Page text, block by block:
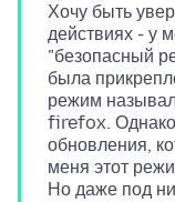
Хочу быть
действиях - у
"безопасный
была
режим
firefox. Однако
обновления,
меня этот
Но даже под